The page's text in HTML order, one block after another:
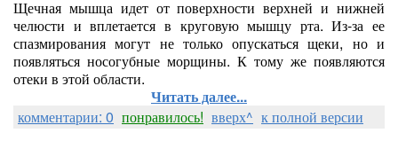
Щечная мышца идет от поверхности верхней и нижней
челюсти и вплетается в круговую мышцу рта. Из-за ее
спазмирования могут не только опускаться щеки, но и
появляться носогубные морщины. К тому же появляются
отеки в этой области.
Читать далее...
комментарии: 0 понравилось! вверх^ к полной версии